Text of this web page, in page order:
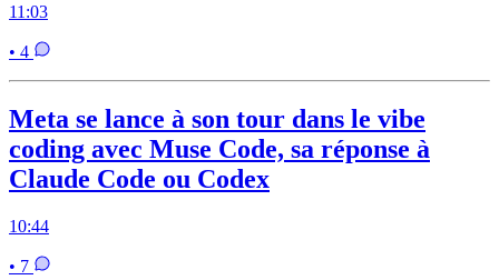
11:03
• 4
Meta se lance à son tour dans le vibe
coding avec Muse Code, sa réponse à
Claude Code ou Codex
10:44
• 7